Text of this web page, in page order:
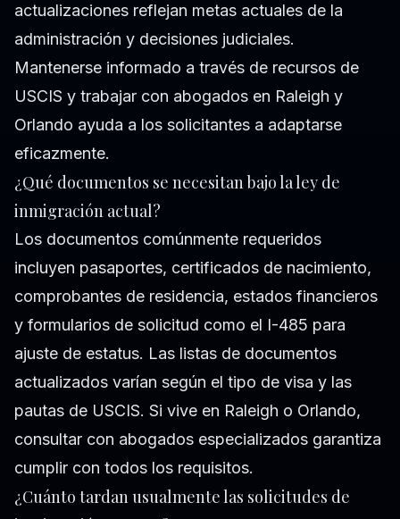
actualizaciones reflejan metas actuales de la
administración y decisiones judiciales.
Mantenerse informado a través de recursos de
USCIS y trabajar con abogados en Raleigh y
Orlando ayuda a los solicitantes a adaptarse
eficazmente.
¿Qué documentos se necesitan bajo la ley de
inmigración actual?
Los documentos comúnmente requeridos
incluyen pasaportes, certificados de nacimiento,
comprobantes de residencia, estados financieros
y formularios de solicitud como el I-485 para
ajuste de estatus. Las listas de documentos
actualizados varían según el tipo de visa y las
pautas de USCIS. Si vive en Raleigh o Orlando,
consultar con abogados especializados garantiza
cumplir con todos los requisitos.
¿Cuánto tardan usualmente las solicitudes de